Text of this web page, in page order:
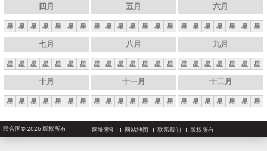
四月
星 星 星 星 星 星 星
五月
星 星 星 星 星 星 星
六月
星 星 星 星 星 星 星
七月
星 星 星 星 星 星 星
八月
星 星 星 星 星 星 星
九月
星 星 星 星 星 星 星
十月
星 星 星 星 星 星 星
十一月
星 星 星 星 星 星 星
十二月
星 星 星 星 星 星 星
联合国© 2026 版权所有 网址索引 网站地图 联系我们 版权所有